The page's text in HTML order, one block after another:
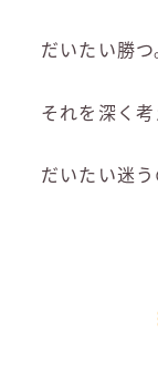
だいたい勝つ
それを深く
だいたい迷う